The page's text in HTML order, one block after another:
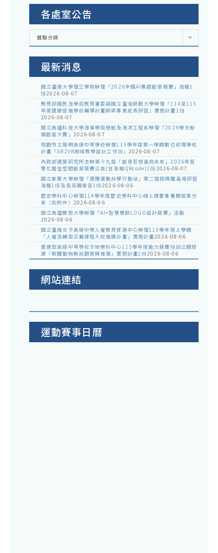
各處室公告
各
室
告
選取分類
最新消息
國立臺南大學理工學院辦理「2026全國AI專題創意競賽」海報1
份2026-08-07
教育部國民及學前教育署委請國立臺灣師範大學辦理「114至115
年度健康促進學校輔導計畫師資專業成長研習」實施計畫1份
2026-08-07
國立高雄科技大學海事學院造船及海洋工程系辦理「2026學生船
模創客大賽」 2026-08-07
桃園市立陽明高級中等學校辦理115學年度第一學期數位前導學校
計畫「AR2VR跨域教學設計工作坊」 2026-08-07
內政部建築研究所主辦第十九屆「創意狂想巢向未來」2026年智
慧化居住空間創意競賽公告(含海報QRcode)1份2026-08-07
國立東華大學辦理「適應運動共學行動站」第二階段與離島場研習
海報1份及各區簡章各1份2026-08-06
歷史學科中心辦理114學年度歷史學科中心線上讀書會暑期成果分
享（如附件） 2026-08-06
國立高雄餐旅大學辦理「AI+智慧餐飲LOGO設計競賽」活動
2026-08-06
國立臺南女子高級中學人權教育資源中心辦理115學年度上學期
「人權及轉型正義課程入校推廣計畫」實施計畫2026-08-06
普通型高級中等學校生物學科中心115學年度能力競賽培訓公開授
課「軟體動物解剖觀察與推理」實施計畫1份2026-08-06
網站連結
運動賽事日曆